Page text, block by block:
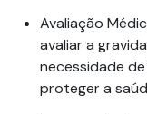
Avaliação
avaliar a
necessidade
proteger a